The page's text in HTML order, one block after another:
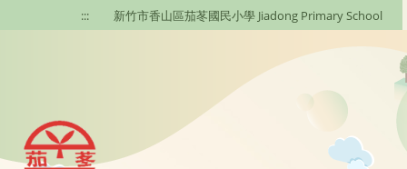
移至網頁之主要內容區位置
::: 新竹市香山區茄苳國民小學 Jiadong Primary School